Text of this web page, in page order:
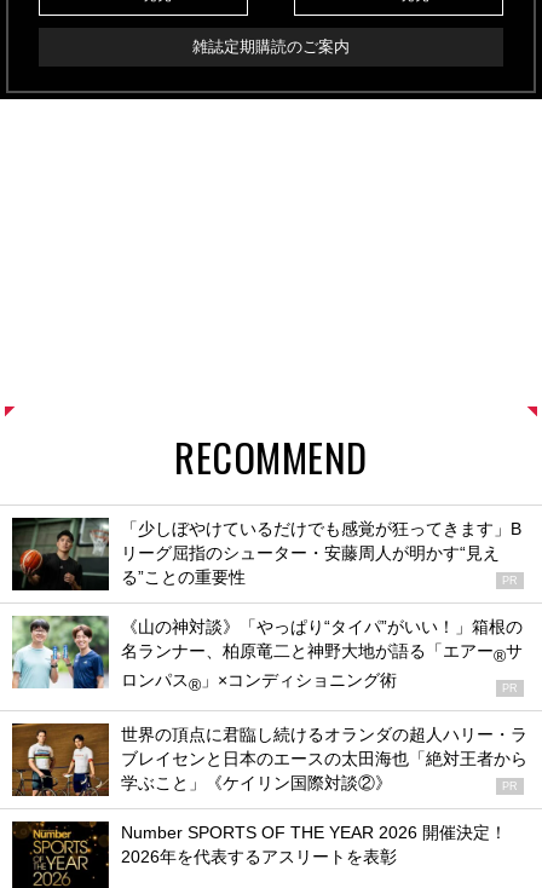
雑誌定期購読のご案内
RECOMMEND
「少しぼやけているだけでも感覚が狂ってきます」B
リーグ屈指のシューター・安藤周人が明かす“見え
る”ことの重要性
PR
《山の神対談》「やっぱり“タイパ”がいい！」箱根の
名ランナー、柏原竜二と神野大地が語る「エアー®サ
ロンパス® 」×コンディショニング術 PR
世界の頂点に君臨し続けるオランダの超人ハリー・ラ
ブレイセンと日本のエースの太田海也「絶対王者から
学ぶこと」《ケイリン国際対談②》
PR
Number SPORTS OF THE YEAR 2026 開催決定！
2026年を代表するアスリートを表彰